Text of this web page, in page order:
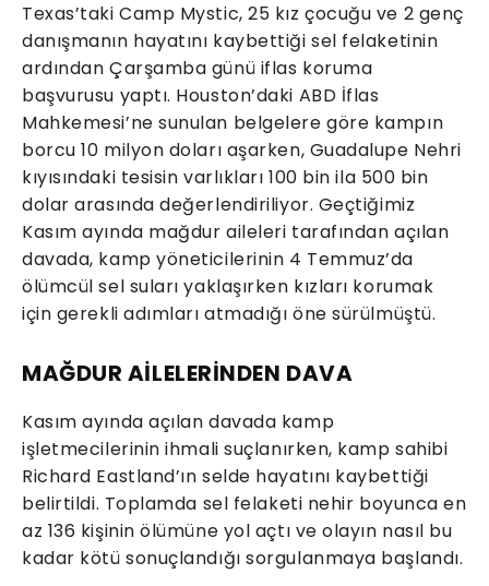
Texas’taki Camp Mystic, 25 kız çocuğu ve 2 genç
danışmanın hayatını kaybettiği sel felaketinin
ardından Çarşamba günü iflas koruma
başvurusu yaptı. Houston’daki ABD İflas
Mahkemesi’ne sunulan belgelere göre kampın
borcu 10 milyon doları aşarken, Guadalupe Nehri
kıyısındaki tesisin varlıkları 100 bin ila 500 bin
dolar arasında değerlendiriliyor. Geçtiğimiz
Kasım ayında mağdur aileleri tarafından açılan
davada, kamp yöneticilerinin 4 Temmuz’da
ölümcül sel suları yaklaşırken kızları korumak
için gerekli adımları atmadığı öne sürülmüştü.
MAĞDUR AİLELERİNDEN DAVA
Kasım ayında açılan davada kamp
işletmecilerinin ihmali suçlanırken, kamp sahibi
Richard Eastland’ın selde hayatını kaybettiği
belirtildi. Toplamda sel felaketi nehir boyunca en
az 136 kişinin ölümüne yol açtı ve olayın nasıl bu
kadar kötü sonuçlandığı sorgulanmaya başlandı.